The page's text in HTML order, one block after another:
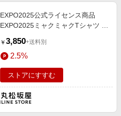
EXPO2025公式ライセンス商品
EXPO2025ミャクミャクTシャツ ラ
￥ 3,850+送料別
2.5%
ストアにすすむ